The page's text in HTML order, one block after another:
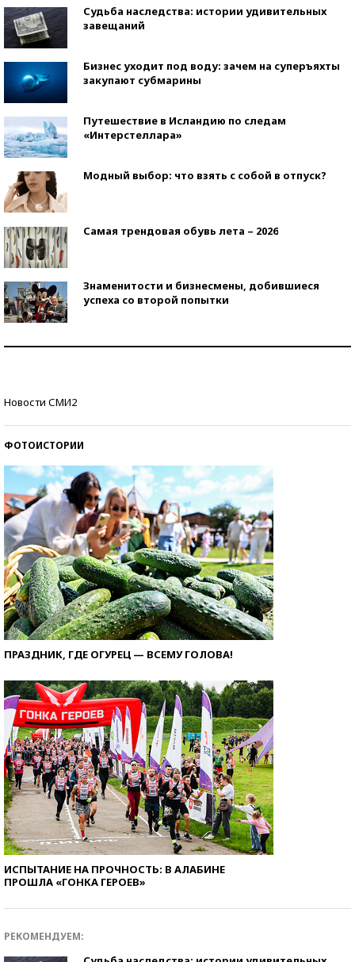
Судьба наследства: истории удивительных
завещаний
Бизнес уходит под воду: зачем на суперъяхты
закупают субмарины
Путешествие в Исландию по следам
«Интерстеллара»
Модный выбор: что взять с собой в отпуск?
Самая трендовая обувь лета – 2026
Знаменитости и бизнесмены, добившиеся
успеха со второй попытки
Новости СМИ2
ФОТОИСТОРИИ
ПРАЗДНИК, ГДЕ ОГУРЕЦ — ВСЕМУ ГОЛОВА!
ИСПЫТАНИЕ НА ПРОЧНОСТЬ: В АЛАБИНЕ
ПРОШЛА «ГОНКА ГЕРОЕВ»
РЕКОМЕНДУЕМ: